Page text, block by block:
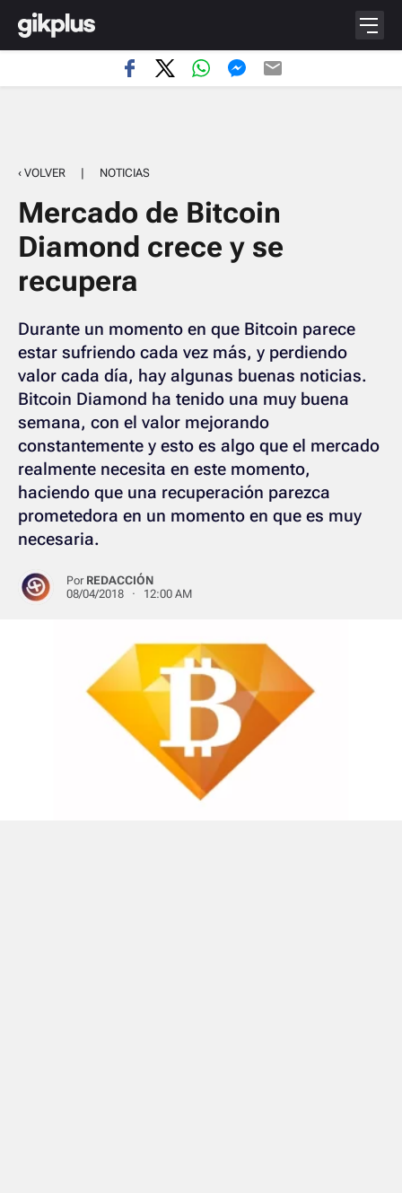
‹ VOLVER | NOTICIAS
Mercado de Bitcoin
Diamond crece y se
recupera
Durante un momento en que Bitcoin parece
estar sufriendo cada vez más, y perdiendo
valor cada día, hay algunas buenas noticias.
Bitcoin Diamond ha tenido una muy buena
semana, con el valor mejorando
constantemente y esto es algo que el mercado
realmente necesita en este momento,
haciendo que una recuperación parezca
prometedora en un momento en que es muy
necesaria.
Por REDACCIÓN
08/04/2018 · 12:00 AM